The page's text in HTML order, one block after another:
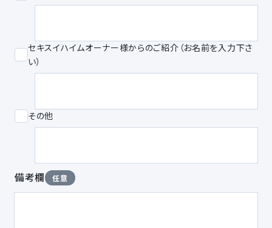
セキスイハイムオーナー様からのご紹介（お名前を入力下さ
い）
その他
任意
備考欄